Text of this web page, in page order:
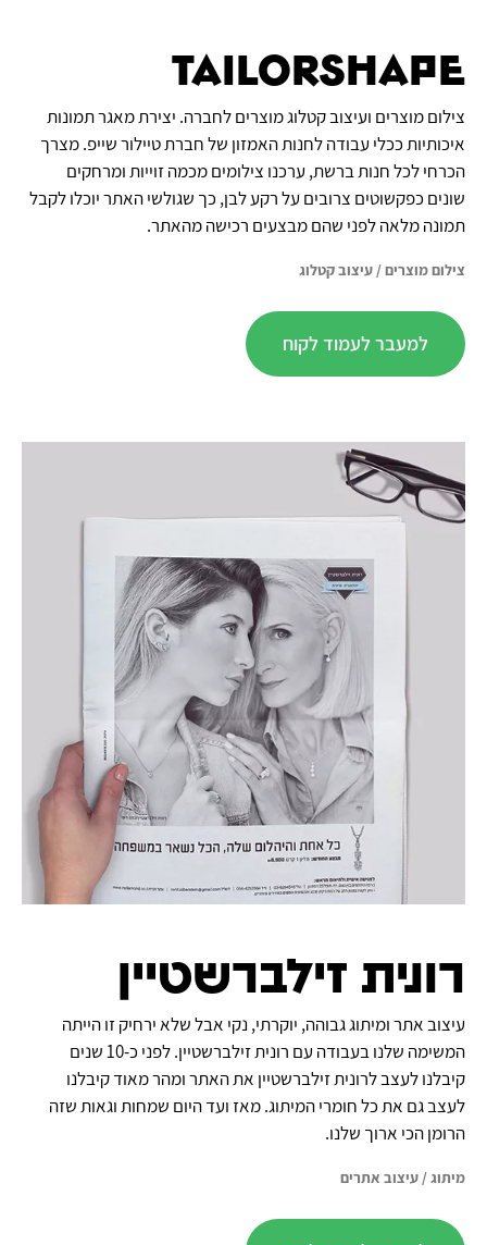
TailorShape
צילום מוצרים ועיצוב קטלוג מוצרים לחברה. יצירת מאגר תמונות
איכותיות ככלי עבודה לחנות האמזון של חברת טיילור שייפ. מצרך
הכרחי לכל חנות ברשת, ערכנו צילומים מכמה זוייות ומרחקים
שונים כפקשוטים צרובים על רקע לבן, כך שגולשי האתר יוכלו לקבל
תמונה מלאה לפני שהם מבצעים רכישה מהאתר.
צילום מוצרים/עיצוב קטלוג
למעבר לעמוד לקוח
רונית זילברשטיין
עיצוב אתר ומיתוג גבוהה, יוקרתי, נקי אבל שלא ירחיק זו הייתה
המשימה שלנו בעבודה עם רונית זילברשטיין. לפני כ-10 שנים
קיבלנו לעצב לרונית זילברשטיין את האתר ומהר מאוד קיבלנו
לעצב גם את כל חומרי המיתוג. מאז ועד היום שמחות וגאות שזה
הרומן הכי ארוך שלנו.
מיתוג/עיצוב אתרים